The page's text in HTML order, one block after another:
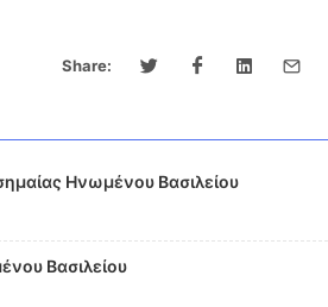
Share:
Ηνωμένου Βασιλείου
Βασιλείου